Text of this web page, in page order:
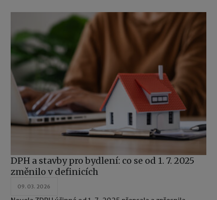
DPH a stavby pro bydlení: co se od 1. 7. 2025
změnilo v definicích
09. 03. 2026